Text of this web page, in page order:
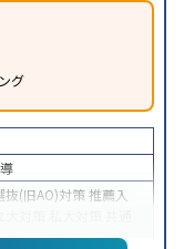
グ
抜(旧AO)対策推薦入
大対策